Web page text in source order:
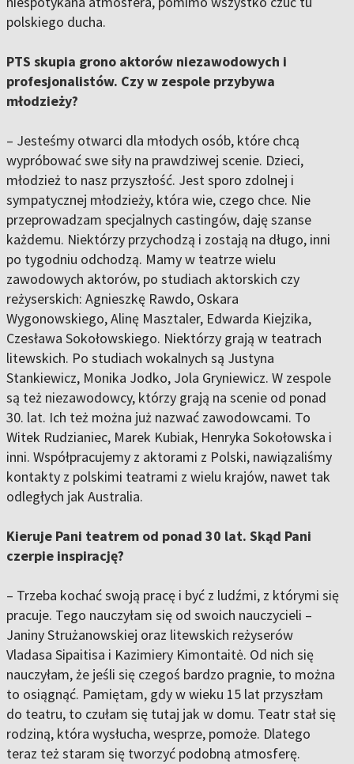
polskiego ducha.
PTS skupia grono aktorów niezawodowych i
profesjonalistów. Czy w zespole przybywa
młodzieży?
– Jesteśmy otwarci dla młodych osób, które chcą
wypróbować swe siły na prawdziwej scenie. Dzieci,
młodzież to nasz przyszłość. Jest sporo zdolnej i
sympatycznej młodzieży, która wie, czego chce. Nie
przeprowadzam specjalnych castingów, daję szanse
każdemu. Niektórzy przychodzą i zostają na długo, inni
po tygodniu odchodzą. Mamy w teatrze wielu
zawodowych aktorów, po studiach aktorskich czy
reżyserskich: Agnieszkę Rawdo, Oskara
Wygonowskiego, Alinę Masztaler, Edwarda Kiejzika,
Czesława Sokołowskiego. Niektórzy grają w teatrach
litewskich. Po studiach wokalnych są Justyna
Stankiewicz, Monika Jodko, Jola Gryniewicz. W zespole
są też niezawodowcy, którzy grają na scenie od ponad
30. lat. Ich też można już nazwać zawodowcami. To
Witek Rudzianiec, Marek Kubiak, Henryka Sokołowska i
inni. Współpracujemy z aktorami z Polski, nawiązaliśmy
kontakty z polskimi teatrami z wielu krajów, nawet tak
odległych jak Australia.
Kieruje Pani teatrem od ponad 30 lat. Skąd Pani
czerpie inspirację?
– Trzeba kochać swoją pracę i być z ludźmi, z którymi się
pracuje. Tego nauczyłam się od swoich nauczycieli –
Janiny Strużanowskiej oraz litewskich reżyserów
Vladasa Sipaitisa i Kazimiery Kimontaitė. Od nich się
nauczyłam, że jeśli się czegoś bardzo pragnie, to można
to osiągnąć. Pamiętam, gdy w wieku 15 lat przyszłam
do teatru, to czułam się tutaj jak w domu. Teatr stał się
rodziną, która wysłucha, wesprze, pomoże. Dlatego
teraz też staram się tworzyć podobną atmosferę.